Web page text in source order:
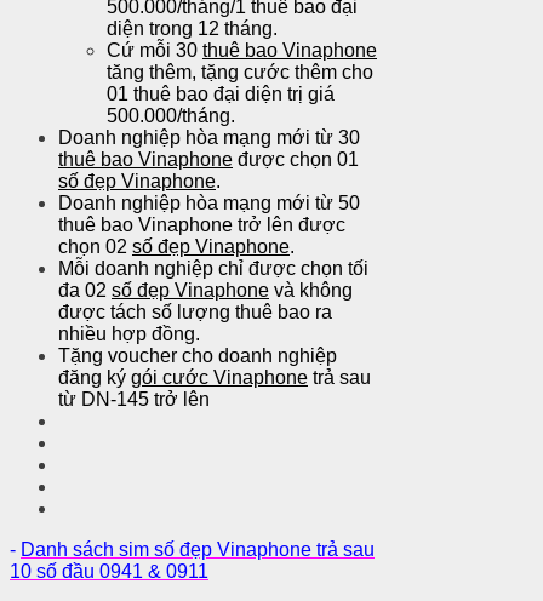
500.000/tháng/1 thuê bao đại
diện trong 12 tháng.
Cứ mỗi 30 thuê bao Vinaphone
tăng thêm, tặng cước thêm cho
01 thuê bao đại diện trị giá
500.000/tháng.
Doanh nghiệp hòa mạng mới từ 30
thuê bao Vinaphone được chọn 01
số đẹp Vinaphone.
Doanh nghiệp hòa mạng mới từ 50
thuê bao Vinaphone trở lên được
chọn 02 số đẹp Vinaphone.
Mỗi doanh nghiệp chỉ được chọn tối
đa 02 số đẹp Vinaphone và không
được tách số lượng thuê bao ra
nhiều hợp đồng.
Tặng voucher cho doanh nghiệp
đăng ký gói cước Vinaphone trả sau
từ DN-145 trở lên
- Danh sách sim số đẹp Vinaphone trả sau
10 số đầu 0941 & 0911